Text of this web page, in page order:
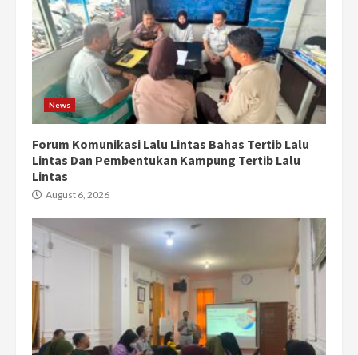
News
Forum Komunikasi Lalu Lintas Bahas Tertib Lalu
Lintas Dan Pembentukan Kampung Tertib Lalu
Lintas
August 6, 2026